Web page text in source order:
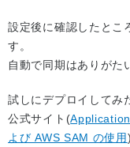
設定後に確認したとこ
す。
自動で同期はありがた
試しにデプロイしてみ
公式サイト(
よび AWS SAM の使用